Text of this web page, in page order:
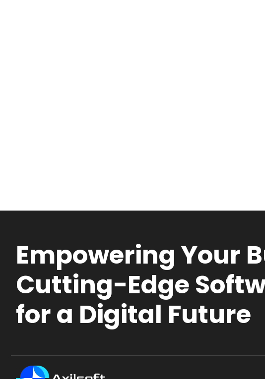
Empowering Your
Cutting-Edge
for a Digital Future